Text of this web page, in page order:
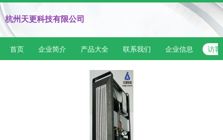
杭州天更科技有限公司
首页 企业简介 产品大全 联系我们 企业信息 访客